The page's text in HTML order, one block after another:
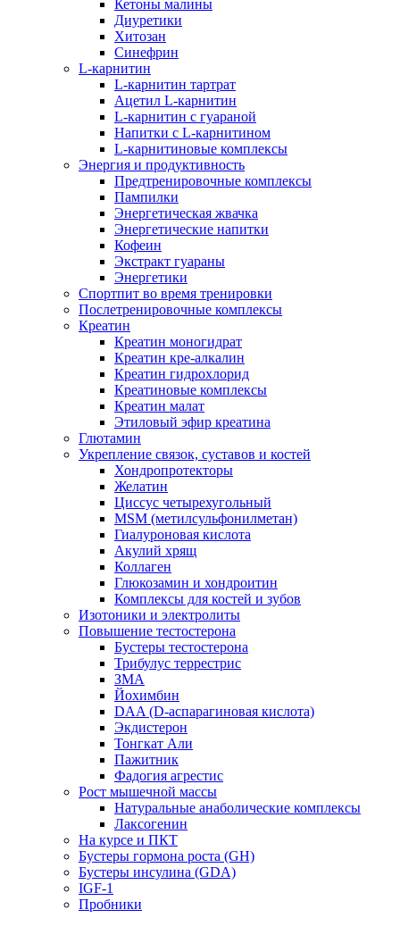
Кетоны малины
Диуретики
Хитозан
Синефрин
L-карнитин
L-карнитин тартрат
Ацетил L-карнитин
L-карнитин с гуараной
Напитки c L-карнитином
L-карнитиновые комплексы
Энергия и продуктивность
Предтренировочные комплексы
Пампилки
Энергетическая жвачка
Энергетические напитки
Кофеин
Экстракт гуараны
Энергетики
Спортпит во время тренировки
Послетренировочные комплексы
Креатин
Креатин моногидрат
Креатин кре-алкалин
Креатин гидрохлорид
Креатиновые комплексы
Креатин малат
Этиловый эфир креатина
Глютамин
Укрепление связок, суставов и костей
Хондропротекторы
Желатин
Циссус четырехугольный
MSM (метилсульфонилметан)
Гиалуроновая кислота
Акулий хрящ
Коллаген
Глюкозамин и хондроитин
Комплексы для костей и зубов
Изотоники и электролиты
Повышение тестостерона
Бустеры тестостерона
Трибулус террестрис
ЗМА
Йохимбин
DAA (D-аспарагиновая кислота)
Экдистерон
Тонгкат Али
Пажитник
Фадогия агрестис
Рост мышечной массы
Натуральные анаболические комплексы
Лаксогенин
На курсе и ПКТ
Бустеры гормона роста (GH)
Бустеры инсулина (GDA)
IGF-1
Пробники